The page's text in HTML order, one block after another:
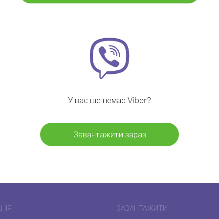
У вас ще немає Viber?
Завантажити зараз
ЗАВАНТАЖИТИ